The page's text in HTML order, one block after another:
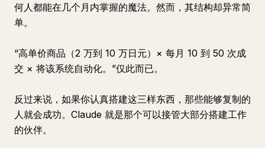
何人都能在几个月内掌握的魔法。然而，其结构却异常简
单。
“高单价商品（2 万到 10 万日元）× 每月 10 到 50 次成
交 × 将该系统自动化。”仅此而已。
反过来说，如果你认真搭建这三样东西，那些能够复制的
人就会成功。Claude 就是那个可以接管大部分搭建工作
的伙伴。